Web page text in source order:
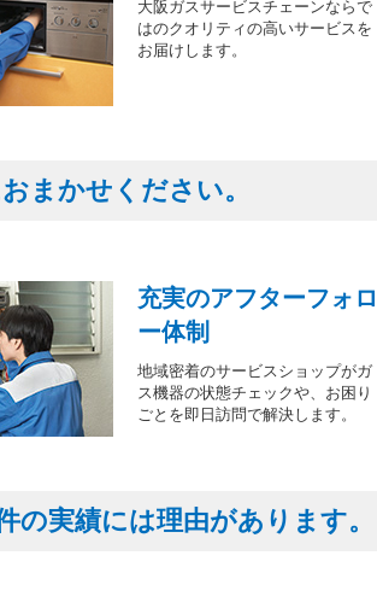
大阪ガスサービスチェーンならで
はのクオリティの高いサービスを
お届けします。
まかせください。
充実のアフターフォロ
ー体制
地域密着のサービスショップがガ
ス機器の状態チェックや、お困り
ごとを即日訪問で解決します。
実績には理由があります。